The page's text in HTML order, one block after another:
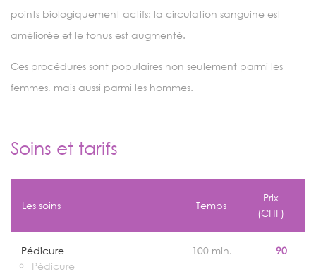
points biologiquement actifs: la circulation sanguine est
améliorée et le tonus est augmenté.
Ces procédures sont populaires non seulement parmi les
femmes, mais aussi parmi les hommes.
Soins et tarifs
Les soins Temps
Prix
(CHF)
Pédicure
Pédicure
100 min. 90